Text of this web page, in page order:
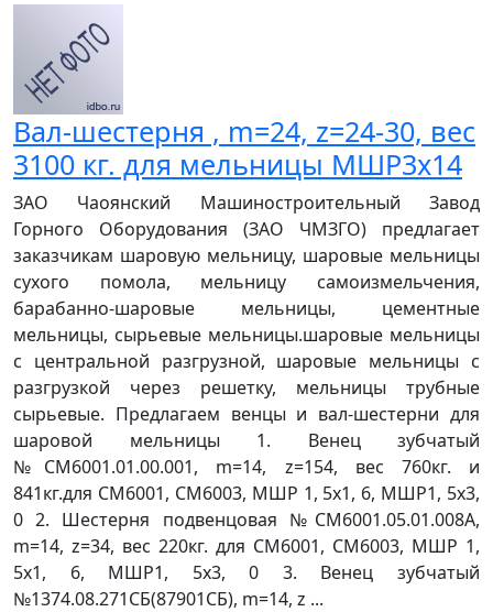
Вал-шестерня , m=24, z=24-30, вес
3100 кг. для мельницы МШР3х14
ЗАО Чаоянский Машиностроительный Завод
Горного Оборудования (ЗАО ЧМЗГО) предлагает
заказчикам шаровую мельницу, шаровые мельницы
сухого помола, мельницу самоизмельчения,
барабанно-шаровые мельницы, цементные
мельницы, сырьевые мельницы.шаровые мельницы
с центральной разгрузной, шаровые мельницы с
разгрузкой через решетку, мельницы трубные
сырьевые. Предлагаем венцы и вал-шестерни для
шаровой мельницы 1. Венец зубчатый
№СМ6001.01.00.001, m=14, z=154, вес 760кг. и
841кг.для СМ6001, СМ6003, МШР 1, 5х1, 6, МШР1, 5х3,
0 2. Шестерня подвенцовая №СМ6001.05.01.008А,
m=14, z=34, вес 220кг. для СМ6001, СМ6003, МШР 1,
5х1, 6, МШР1, 5х3, 0 3. Венец зубчатый
№1374.08.271СБ(87901СБ), m=14, z ...